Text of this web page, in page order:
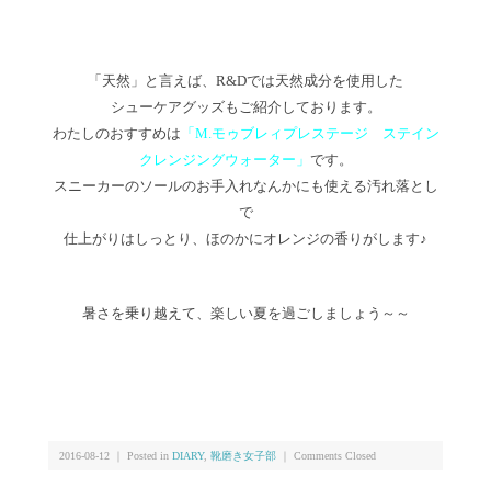
「天然」と言えば、R&Dでは天然成分を使用した
シューケアグッズもご紹介しております。
わたしのおすすめは 「M.モゥブレィプレステージ ステイン
クレンジングウォーター」 です。
スニーカーのソールのお手入れなんかにも使える汚れ落とし
で
仕上がりはしっとり、ほのかにオレンジの香りがします♪
暑さを乗り越えて、楽しい夏を過ごしましょう～～
2016-08-12 ｜ Posted in DIARY, 靴磨き女子部 Comments Closed